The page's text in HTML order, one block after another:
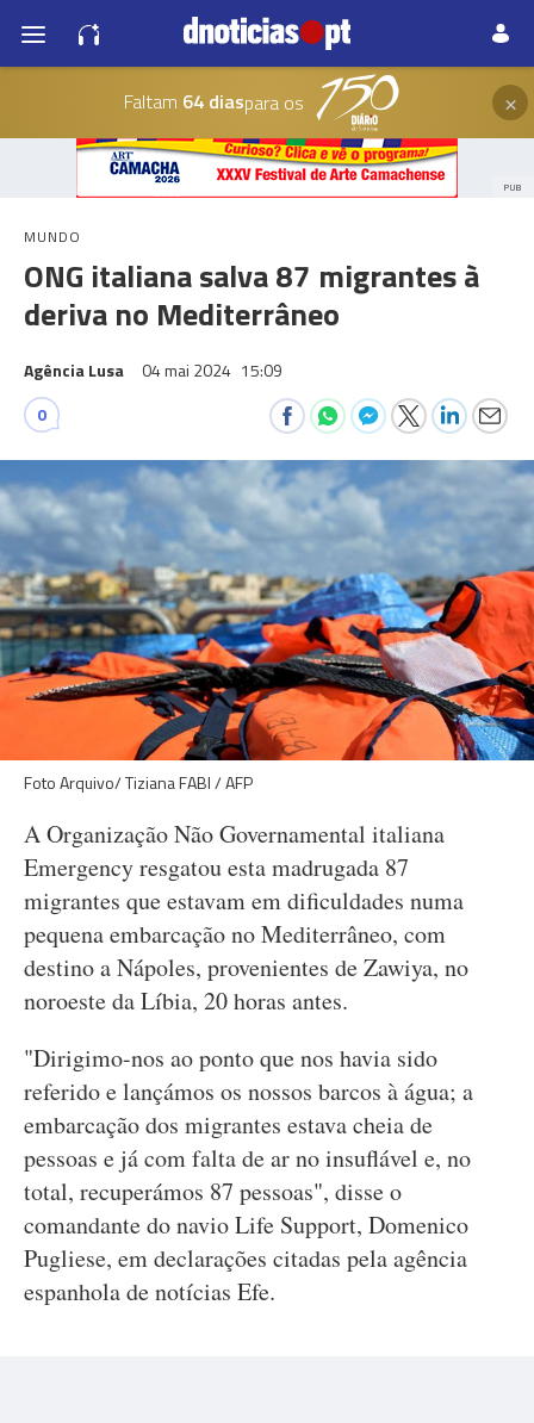
Faltam 64 diaspara os ×
PUB
MUNDO
ONG italiana salva 87 migrantes à
deriva no Mediterrâneo
Agência Lusa 04 mai 2024 15:09
0
Foto Arquivo/ Tiziana FABI / AFP
A Organização Não Governamental italiana
Emergency resgatou esta madrugada 87
migrantes que estavam em dificuldades numa
pequena embarcação no Mediterrâneo, com
destino a Nápoles, provenientes de Zawiya, no
noroeste da Líbia, 20 horas antes.
"Dirigimo-nos ao ponto que nos havia sido
referido e lançámos os nossos barcos à água; a
embarcação dos migrantes estava cheia de
pessoas e já com falta de ar no insuflável e, no
total, recuperámos 87 pessoas", disse o
comandante do navio Life Support, Domenico
Pugliese, em declarações citadas pela agência
espanhola de notícias Efe.